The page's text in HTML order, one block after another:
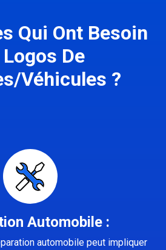
Qui Ont Besoin
Logos De
Véhicules ?
Automobile :
automobile peut impliquer